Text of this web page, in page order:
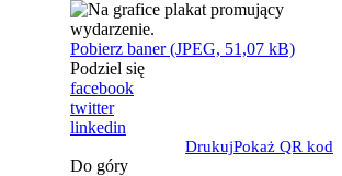
Pobierz baner (JPEG, 51,07 kB)
Podziel się
facebook
twitter
linkedin
DrukujPokaż QR kod
Do góry